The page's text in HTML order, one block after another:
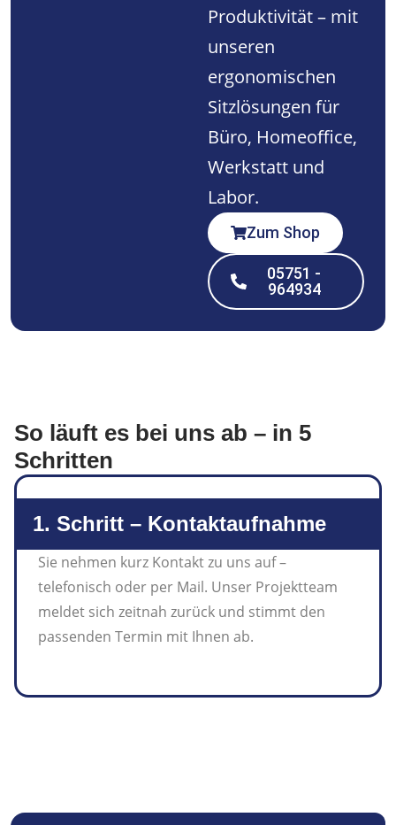
Produktivität – mit
unseren
ergonomischen
Sitzlösungen für
Büro, Homeoffice,
Werkstatt und
Labor.
Zum Shop
05751 -
964934
So läuft es bei uns ab – in 5
Schritten
1. Schritt – Kontaktaufnahme
Sie nehmen kurz Kontakt zu uns auf –
telefonisch oder per Mail. Unser Projektteam
meldet sich zeitnah zurück und stimmt den
passenden Termin mit Ihnen ab.